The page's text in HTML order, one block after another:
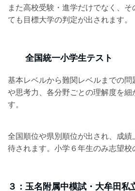
また高校受験・進学だけでなく、
ても目標大学の判定が出されます。
全国統一小学生テスト
基本レベルから難関レベルまでの問
や思考力、各分野ごとの理解度を細
す。
全国順位や県別順位が出され、成
待されます。小学６年生のみ志望校
３：玉名附属中模試・大牟田私